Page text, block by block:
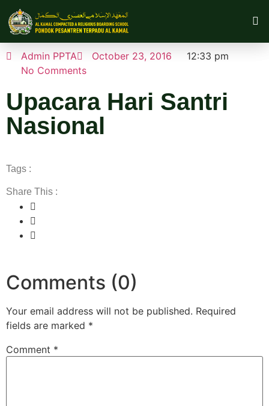
Admin PPTA October 23, 2016
12:33 pm
No Comments
Upacara Hari Santri
Nasional
Tags :
Share This :
Comments (0)
Your email address will not be published. Required
fields are marked *
Comment *